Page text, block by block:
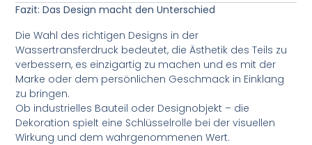
Fazit: Das Design macht den Unterschied
Die Wahl des richtigen Designs in der
Wassertransferdruck bedeutet, die Ästhetik des Teils zu
verbessern, es einzigartig zu machen und es mit der
Marke oder dem persönlichen Geschmack in Einklang
zu bringen.
Ob industrielles Bauteil oder Designobjekt – die
Dekoration spielt eine Schlüsselrolle bei der visuellen
Wirkung und dem wahrgenommenen Wert.